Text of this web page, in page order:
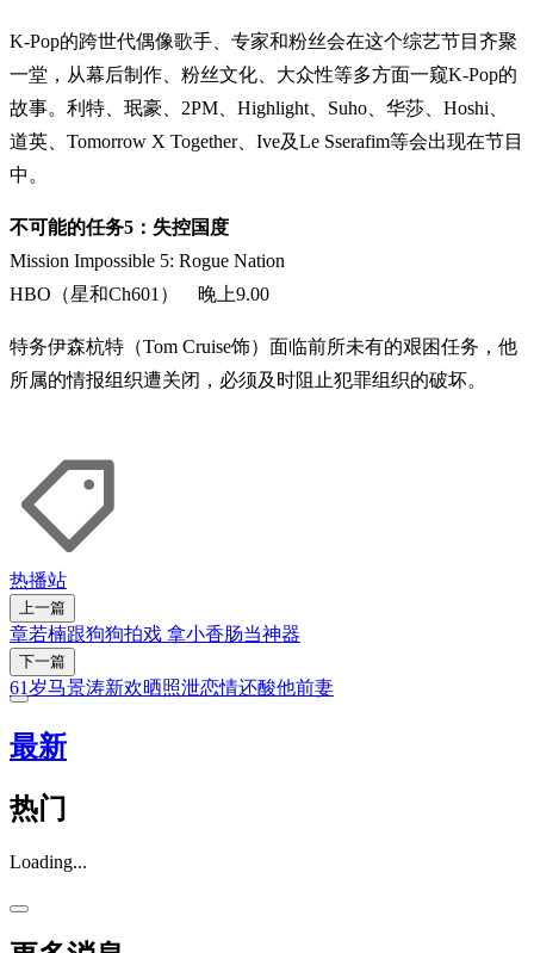
K-Pop的跨世代偶像歌手、专家和粉丝会在这个综艺节目齐聚
一堂，从幕后制作、粉丝文化、大众性等多方面一窥K-Pop的
故事。利特、珉豪、2PM、Highlight、Suho、华莎、Hoshi、
道英、Tomorrow X Together、Ive及Le Sserafim等会出现在节目
中。
不可能的任务5：失控国度
Mission Impossible 5: Rogue Nation
HBO（星和Ch601） 晚上9.00
特务伊森杭特（Tom Cruise饰）面临前所未有的艰困任务，他
所属的情报组织遭关闭，必须及时阻止犯罪组织的破坏。
热播站
上一篇
章若楠跟狗狗拍戏 拿小香肠当神器
下一篇
61岁马景涛新欢晒照泄恋情还酸他前妻
最新
热门
Loading...